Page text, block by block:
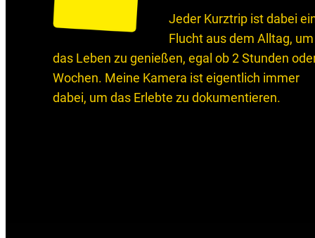
Jeder Kurztrip ist dabei
Flucht aus dem Alltag, um
das Leben zu genießen, egal ob 2 Stunden
Wochen. Meine Kamera ist eigentlich immer
dabei, um das Erlebte zu dokumentieren.